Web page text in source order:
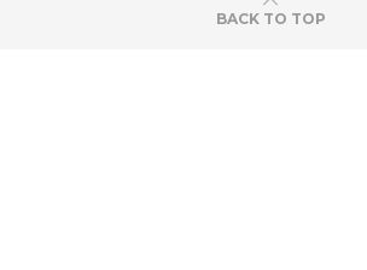
BACK TO TOP